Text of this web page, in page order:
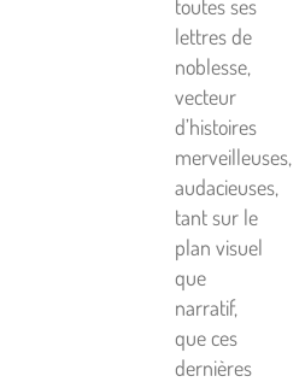
toutes ses
lettres de
noblesse,
vecteur
d’histoires
merveilleuses,
audacieuses,
tant sur le
plan visuel
que
narratif,
que ces
dernières